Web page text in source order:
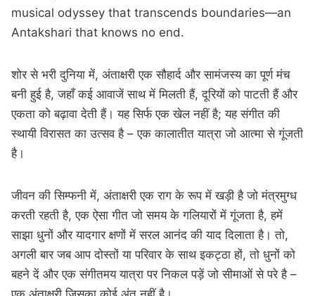
musical odyssey that transcends boundaries—an
Antakshari that knows no end.
शोर से भरी दुनिया में, अंताक्षरी एक सौहार्द और सामंजस्य का पूर्ण मंच
बनी हुई है, जहाँ कई आवाजें साथ में मिलती हैं, दूरियों को पाटती हैं और
एकता को बढ़ावा देती हैं। यह सिर्फ एक खेल नहीं है; यह संगीत की
स्थायी विरासत का उत्सव है – एक कालातीत यात्रा जो आत्मा से गूंजती
है।
जीवन की सिम्फनी में, अंताक्षरी एक राग के रूप में खड़ी है जो मंत्रमुग्ध
करती रहती है, एक ऐसा गीत जो समय के गलियारों में गूंजता है, हमें
साझा धुनों और यादगार क्षणों में सरल आनंद की याद दिलाता है। तो,
अगली बार जब आप दोस्तों या परिवार के साथ इकट्ठा हों, तो धुनों को
बहने दें और एक संगीतमय यात्रा पर निकल पड़ें जो सीमाओं से परे है –